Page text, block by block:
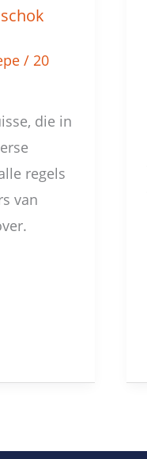
/20
die in
regels
van